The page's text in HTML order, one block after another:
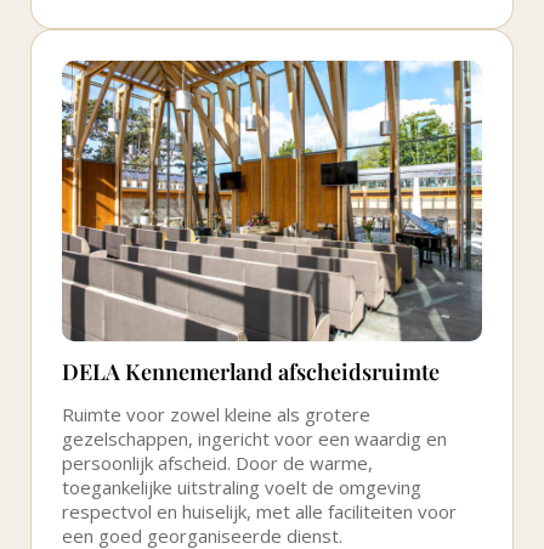
DELA Kennemerland afscheidsruimte
Ruimte voor zowel kleine als grotere
gezelschappen, ingericht voor een waardig en
persoonlijk afscheid. Door de warme,
toegankelijke uitstraling voelt de omgeving
respectvol en huiselijk, met alle faciliteiten voor
een goed georganiseerde dienst.